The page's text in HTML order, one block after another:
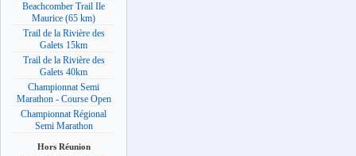
Beachcomber Trail Ile
Maurice (65 km)
Trail de la Rivière des
Galets 15km
Trail de la Rivière des
Galets 40km
Championnat Semi
Marathon - Course Open
Championnat Régional
Semi Marathon
Hors Réunion